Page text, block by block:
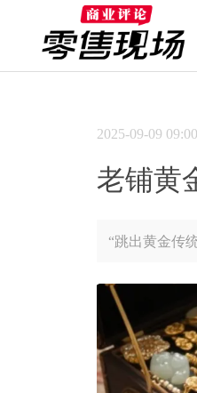
老铺黄
“跳出黄金传
2025-09-09 09:00